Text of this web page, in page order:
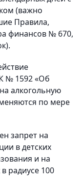
(важно
Правила,
финансов № 670,
№ 1592 «Об
алкогольную
по мере
запрет на
в детских
и на
радиусе 100